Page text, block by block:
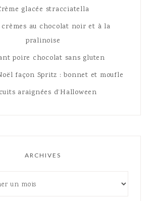
glacée stracciatella
crèmes au chocolat noir et à la
pralinoise
poire chocolat sans gluten
façon Spritz : bonnet et moufle
araignées d’Halloween
ARCHIVES